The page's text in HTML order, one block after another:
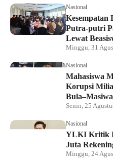
Nasional
Kesempatan
Putra-putri
Lewat
Minggu, 31
Nasional
Mahasiswa
Korupsi
Senin, 25
Nasional
YLKI Kritik
Juta
Minggu, 24